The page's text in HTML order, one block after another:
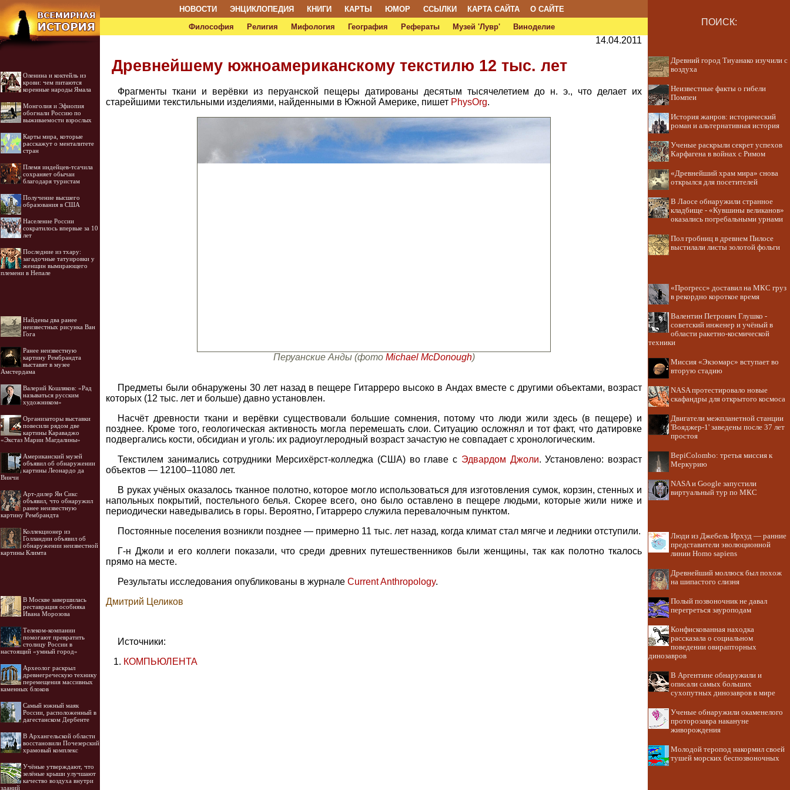
НОВОСТИ ЭНЦИКЛОПЕДИЯ КНИГИ КАРТЫ ЮМОР ССЫЛКИ КАРТА САЙТА
О САЙТЕ
Философия
Религия Мифология География Рефераты Музей 'Лувр' Виноделие ПОИСК:
Оленина и коктейль из
крови: чем питаются
коренные народы Ямала
Монголия и Эфиопия
обогнали Россию по
выживаемости взрослых
Карты мира, которые
расскажут о менталитете
стран
Племя индейцев-тсачила
сохраняет обычаи
благодаря туристам
Получение высшего
образования в США
Население России
сократилось впервые за 10
лет
Последние из тхару:
загадочные татуировки у
женщин вымирающего
племени в Непале
Найдены два ранее
неизвестных рисунка Ван
Гога
Ранее неизвестную
картину Рембрандта
выставят в музее
Амстердама
Валерий Кошляков: «Рад
называться русским
художником»
Организаторы выставки
повесили рядом две
картины Караваджо
«Экстаз Марии Магдалины»
Американский музей
объявил об обнаружении
картины Леонардо да
Винчи
Арт-дилер Ян Сикс
объявил, что обнаружил
ранее неизвестную
картину Рембрандта
Коллекционер из
Голландии объявил об
обнаружении неизвестной
картины Климта
В Москве завершилась
реставрация особняка
Ивана Морозова
Телеком-компании
помогают превратить
столицу России в
настоящий «умный город»
Археолог раскрыл
древнегреческую технику
перемещения массивных
каменных блоков
Самый южный маяк
России, расположенный в
дагестанском Дербенте
В Архангельской области
восстановили Почезерский
храмовый комплекс
Учёные утверждают, что
зелёные крыши улучшают
качество воздуха внутри
зданий
14.04.2011
Древнейшему южноамериканскому текстилю 12 тыс. лет
Фрагменты ткани и верёвки из перуанской пещеры датированы десятым тысячелетием до н. э., что делает их
старейшими текстильными изделиями, найденными в Южной Америке, пишет PhysOrg.
Перуанские Анды (фото Michael McDonough)
Предметы были обнаружены 30 лет назад в пещере Гитарреро высоко в Андах вместе с другими объектами, возраст
которых (12 тыс. лет и больше) давно установлен.
Насчёт древности ткани и верёвки существовали большие сомнения, потому что люди жили здесь (в пещере) и
позднее. Кроме того, геологическая активность могла перемешать слои. Ситуацию осложнял и тот факт, что датировке
подвергались кости, обсидиан и уголь: их радиоуглеродный возраст зачастую не совпадает с хронологическим.
Текстилем занимались сотрудники Мерсихёрст-колледжа (США) во главе с Эдвардом Джоли. Установлено: возраст
объектов — 12100–11080 лет.
В руках учёных оказалось тканное полотно, которое могло использоваться для изготовления сумок, корзин, стенных и
напольных покрытий, постельного белья. Скорее всего, оно было оставлено в пещере людьми, которые жили ниже и
периодически наведывались в горы. Вероятно, Гитарреро служила перевалочным пунктом.
Постоянные поселения возникли позднее — примерно 11 тыс. лет назад, когда климат стал мягче и ледники отступили.
Г-н Джоли и его коллеги показали, что среди древних путешественников были женщины, так как полотно ткалось
прямо на месте.
Результаты исследования опубликованы в журнале Current Anthropology.
Дмитрий Целиков
Источники:
КОМПЬЮЛЕНТА
Древний город Тиуанако изучили с
воздуха
Неизвестные факты о гибели
Помпеи
История жанров: исторический
роман и альтернативная история
Ученые раскрыли секрет успехов
Карфагена в войнах с Римом
«Древнейший храм мира» снова
открылся для посетителей
В Лаосе обнаружили странное
кладбище - «Кувшины великанов»
оказались погребальными урнами
Пол гробниц в древнем Пилосе
выстилали листы золотой фольги
«Прогресс» доставил на МКС груз
в рекордно короткое время
Валентин Петрович Глушко -
советский инженер и учёный в
области ракетно-космической
техники
Миссия «Экзомарс» вступает во
вторую стадию
NASA протестировало новые
скафандры для открытого космоса
Двигатели межпланетной станции
'Вояджер-1' заведены после 37 лет
простоя
BepiColombo: третья миссия к
Меркурию
NASA и Google запустили
виртуальный тур по МКС
Люди из Джебель Ирхуд — ранние
представители эволюционной
линии Homo sapiens
Древнейший моллюск был похож
на шипастого слизня
Полый позвоночник не давал
перегреться зауроподам
Конфискованная находка
рассказала о социальном
поведении овирапторных
динозавров
В Аргентине обнаружили и
описали самых больших
сухопутных динозавров в мире
Ученые обнаружили окаменелого
проторозавра накануне
живорождения
Молодой теропод накормил своей
тушей морских беспозвоночных